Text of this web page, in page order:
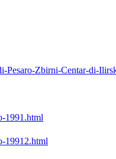
Pesaro-Zbirni-Centar-di-
1991.html
19912.html